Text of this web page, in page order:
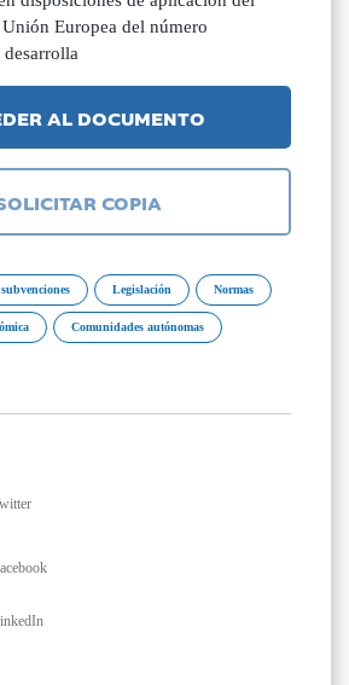
Europea del número
AL DOCUMENTO
COPIA
Legislación Normas
Comunidades autónomas